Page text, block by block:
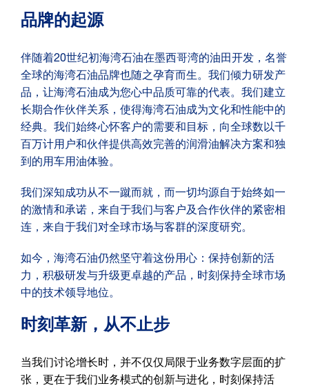
品牌的起源
伴随着20世纪初海湾石油在墨西哥湾的油田开发，名誉
全球的海湾石油品牌也随之孕育而生。我们倾力研发产
品，让海湾石油成为您心中品质可靠的代表。我们建立
长期合作伙伴关系，使得海湾石油成为文化和性能中的
经典。我们始终心怀客户的需要和目标，向全球数以千
百万计用户和伙伴提供高效完善的润滑油解决方案和独
到的用车用油体验。
我们深知成功从不一蹴而就，而一切均源自于始终如一
的激情和承诺，来自于我们与客户及合作伙伴的紧密相
连，来自于我们对全球市场与客群的深度研究。
如今，海湾石油仍然坚守着这份用心：保持创新的活
力，积极研发与升级更卓越的产品，时刻保持全球市场
中的技术领导地位。
时刻革新，从不止步
当我们讨论增长时，并不仅仅局限于业务数字层面的扩
张，更在于我们业务模式的创新与进化，时刻保持活